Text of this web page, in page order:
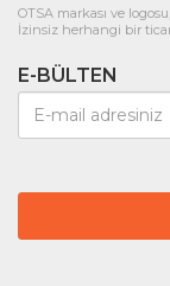
OTSA markası ve
İzinsiz herhangi bir
E-BÜLTEN